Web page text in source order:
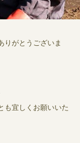
りがとうございま
も宜しくお願いいた